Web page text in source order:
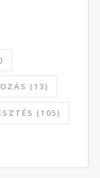
(13)
(105)